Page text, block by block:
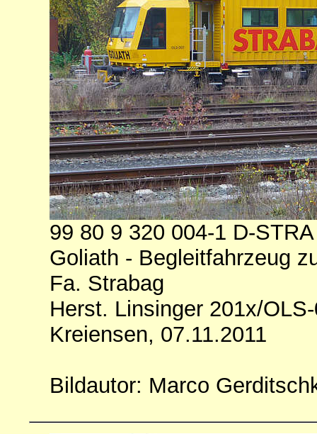
99 80 9 320 004-1 D-STRA
Goliath - Begleitfahrzeug
Fa. Strabag
Herst. Linsinger 201x/
Kreiensen, 07.11.2011
Bildautor: Marco